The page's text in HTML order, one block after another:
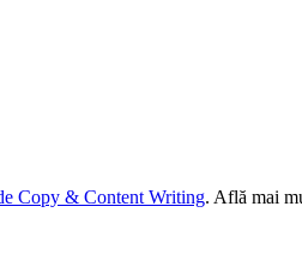
Copy & Content Writing. Află mai